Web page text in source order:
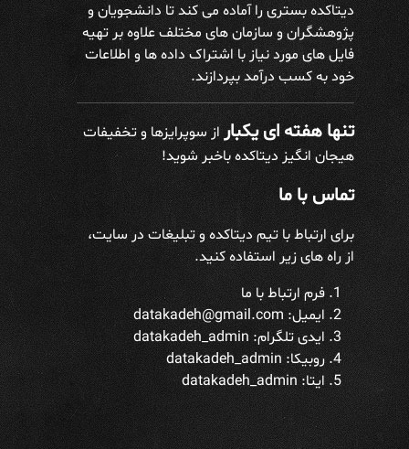
دیتاکده بستری را آماده می کند تا دانشجویان و
پژوهشگران و سازمان های مختلف علاوه بر تهیه
فایل های مورد نیاز با اشتراک داده ها و اطلاعات
خود به کسب درآمد بپردازند.
تنها هفته ای یکباراز سوپرایزها و تخفیفات
هیجان انگیز دیتاکده باخبر شوید!
تماس با ما
برای ارتباط با تیم دیتاکده و تبلیغات در سایت،
از راه های زیر استفاده کنید.
فرم ارتباط با ما
ایمیل: datakadeh@gmail.com
ایدی تلگرام:datakadeh_admin
روبیکا: datakadeh_admin
ایتا: datakadeh_admin